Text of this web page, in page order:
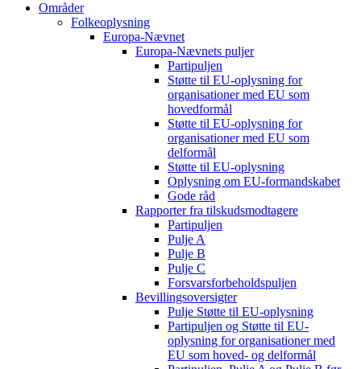
Områder
Folkeoplysning
Europa-Nævnet
Europa-Nævnets puljer
Partipuljen
Støtte til EU-oplysning for
organisationer med EU som
hovedformål
Støtte til EU-oplysning for
organisationer med EU som
delformål
Støtte til EU-oplysning
Oplysning om EU-formandskabet
Gode råd
Rapporter fra tilskudsmodtagere
Partipuljen
Pulje A
Pulje B
Pulje C
Forsvarsforbeholdspuljen
Bevillingsoversigter
Pulje Støtte til EU-oplysning
Partipuljen og Støtte til EU-
oplysning for organisationer med
EU som hoved- og delformål